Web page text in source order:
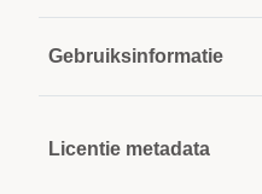
Gebruiksinformatie
Licentie metadata